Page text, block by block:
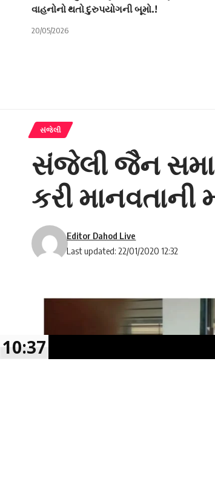
વાહનોનો થતો દુરુપયોગની બૂમો.!
20/05/2026
સંજેલી
સંજેલી જૈન
કરી માનવતાની
Last updated: 22/01/2020 12:32
Editor Dahod Live
10:37